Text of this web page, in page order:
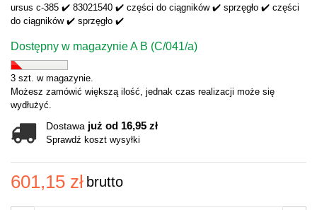
ursus c-385 ✔️ 83021540 ✔️ części do ciągników ✔️ sprzęgło ✔️ części
do ciągników ✔️ sprzęgło ✔️
Dostępny w magazynie A B (C/041/a)
3 szt. w magazynie.
Możesz zamówić większą ilość, jednak czas realizacji może się
wydłużyć.
Dostawa już od 16,95 zł
Sprawdź koszt wysyłki
601,15 zł brutto